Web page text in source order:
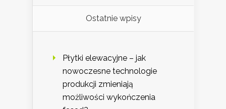
Ostatnie wpisy
Płytki elewacyjne – jak
nowoczesne technologie
produkcji zmieniają
możliwości wykończenia